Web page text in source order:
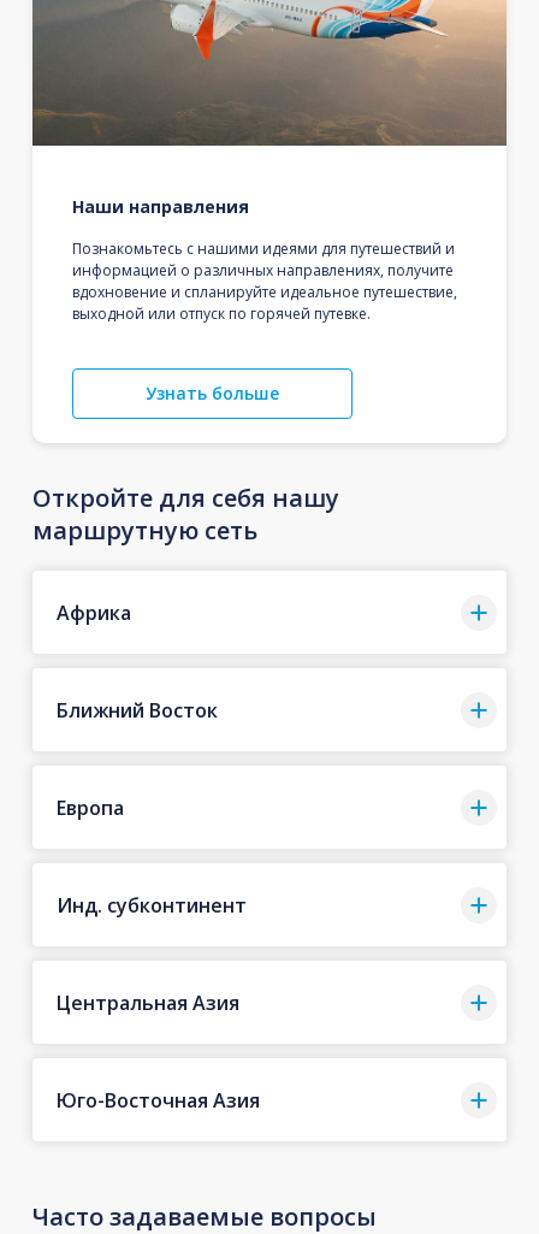
Наши направления
Познакомьтесь с нашими идеями для путешествий и
информацией о различных направлениях, получите
вдохновение и спланируйте идеальное путешествие,
выходной или отпуск по горячей путевке.
Узнать больше
Откройте для себя нашу
маршрутную сеть
Африка
Ближний Восток
Европа
Инд. субконтинент
Центральная Азия
Юго-Восточная Азия
Часто задаваемые вопросы